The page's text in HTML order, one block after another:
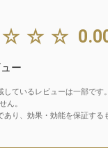
ー
しているレビューは一部です
ん。
あり、効果・効能を保証する